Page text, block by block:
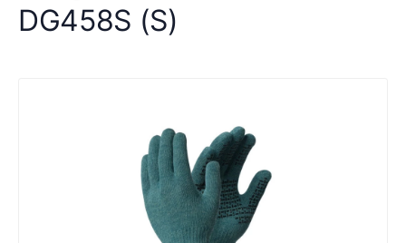
DG458S (S)